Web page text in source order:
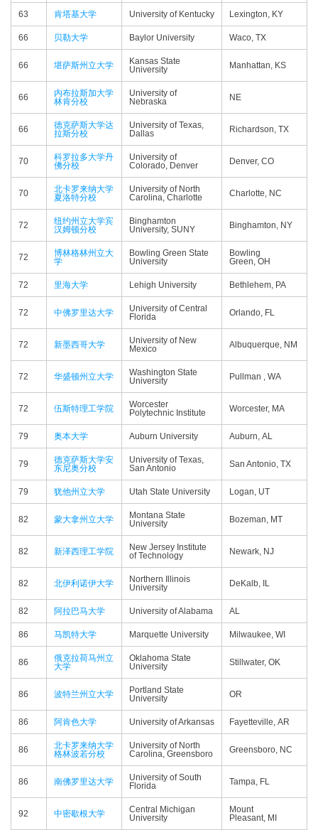
63 肯塔基大学 University of Kentucky Lexington, KY
66 贝勒大学 Baylor University Waco, TX
66 堪萨斯州立大学
Kansas State
University
Manhattan, KS
66
内布拉斯加大学
林肯分校
University of
Nebraska
NE
66
德克萨斯大学达
拉斯分校
University of Texas,
Dallas
Richardson, TX
70
科罗拉多大学丹
佛分校
University of
Colorado, Denver
Denver, CO
70
北卡罗来纳大学
夏洛特分校
University of North
Carolina, Charlotte
Charlotte, NC
72
纽约州立大学宾
汉姆顿分校
Binghamton
University, SUNY
Binghamton, NY
72
博林格林州立大
学
Bowling Green State
University
Bowling
Green, OH
72 里海大学 Lehigh University Bethlehem, PA
72 中佛罗里达大学
University of Central
Florida
Orlando, FL
72 新墨西哥大学
University of New
Mexico
Albuquerque, NM
72 华盛顿州立大学
Washington State
University
Pullman , WA
72 伍斯特理工学院
Worcester
Polytechnic Institute
Worcester, MA
79 奥本大学 Auburn University Auburn, AL
79
德克萨斯大学安
东尼奥分校
University of Texas,
San Antonio
San Antonio, TX
79 犹他州立大学 Utah State University Logan, UT
82 蒙大拿州立大学
Montana State
University
Bozeman, MT
82 新泽西理工学院
New Jersey Institute
of Technology
Newark, NJ
82 北伊利诺伊大学
Northern Illinois
University
DeKalb, IL
82 阿拉巴马大学 University of Alabama AL
86 马凯特大学 Marquette University Milwaukee, WI
86
俄克拉荷马州立
大学
Oklahoma State
University
Stillwater, OK
86 波特兰州立大学
Portland State
University
OR
86 阿肯色大学 University of Arkansas Fayetteville, AR
86
北卡罗来纳大学
格林波若分校
University of North
Carolina, Greensboro
Greensboro, NC
86 南佛罗里达大学
University of South
Florida
Tampa, FL
92 中密歇根大学
Central Michigan
University
Mount
Pleasant, MI